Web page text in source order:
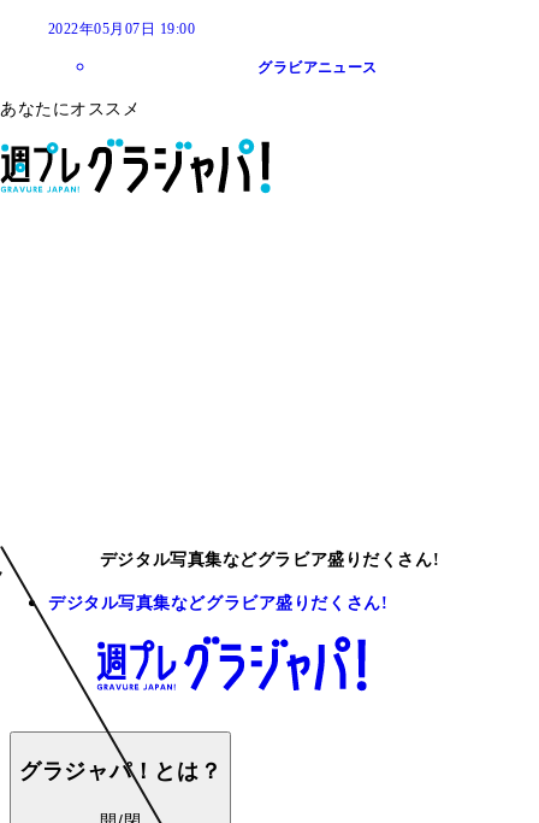
2022年05月07日 19:00
グラビアニュース
あなたにオススメ
デジタル写真集などグラビア盛りだくさん!
デジタル写真集などグラビア盛りだくさん!
グラジャパ！とは？